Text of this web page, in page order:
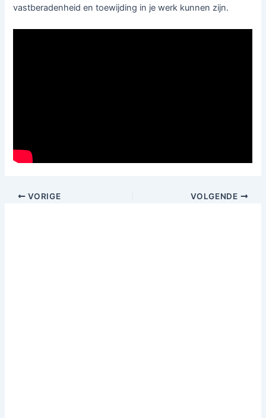
vastberadenheid en toewijding in je werk kunnen zijn.
VORIGE VOLGENDE